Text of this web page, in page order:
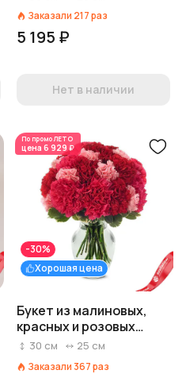
Заказали 217раз
5 195 ₽
Нет в наличии
По промоЛЕТО
цена 6 929 ₽
Хорошая цена
-30%
Букет из малиновых,
красных и розовых
гвоздик «Кармен»
30 см 25 см
Заказали 367раз